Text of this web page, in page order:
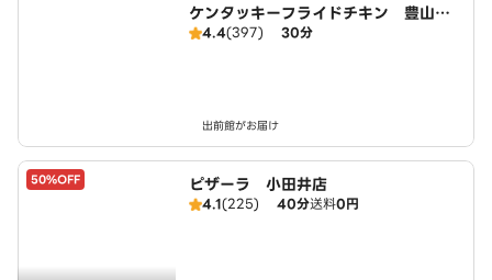
ケンタッキーフライドチキン 豊山豊
場店
4.4(397) 30分
出前館がお届け
50%OFF ピザーラ 小田井店
4.1(225) 40分送料0円